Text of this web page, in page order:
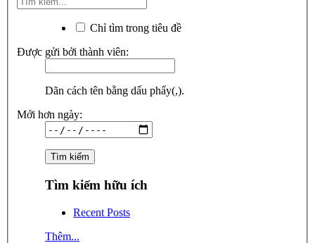
Chỉ tìm trong tiêu đề
Được gửi bởi thành viên:
Dãn cách tên bằng dấu phẩy(,).
Mới hơn ngày:
Tìm kiếm hữu ích
Recent Posts
Thêm...